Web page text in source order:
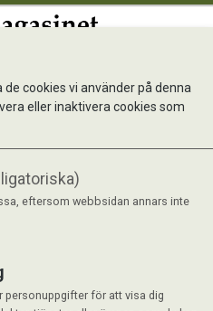
30 cm
cookies vi använder på denna
eller inaktivera cookies som
eftersom webbsidan annars inte
personuppgifter för att visa dig